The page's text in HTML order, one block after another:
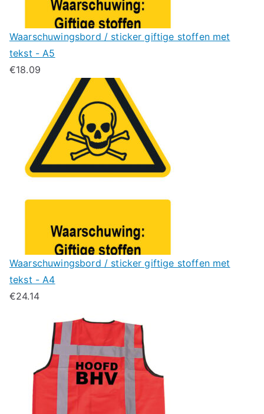
Waarschuwingsbord / sticker giftige stoffen met
tekst - A5
€18.09
Waarschuwingsbord / sticker giftige stoffen met
tekst - A4
€24.14